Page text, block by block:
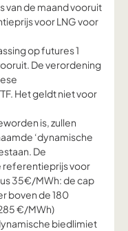
van de maand vooruit
voor LNG voor
op futures 1
De verordening
Het geldt niet voor
is, zullen
‘dynamische
De
referentieprijs voor
35€/MWh: de cap
boven de 180
€/MWh)
biedlimiet